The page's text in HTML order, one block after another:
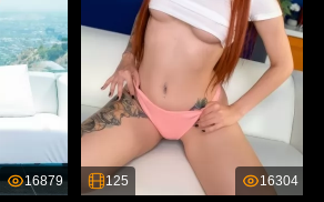
16879 125 16304